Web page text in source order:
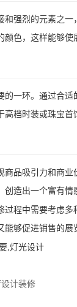
和强烈的元素之
色，这样能够使
的一环。通过合
高档时装或珠宝
商品吸引力和商
造出一个富有情
过程中需要考虑
够促进销售的展
,灯光设计
计装修